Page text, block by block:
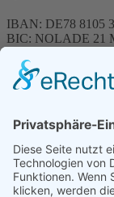
IBAN: DE78 8105
BIC: NOLADE 21
Spenden können
Förderung